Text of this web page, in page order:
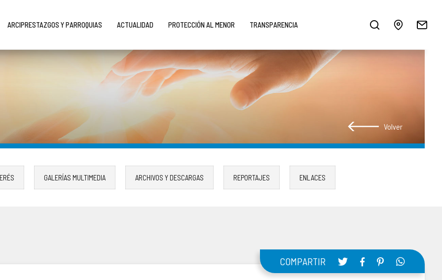
ARCIPRESTAZGOS Y PARROQUIAS ACTUALIDAD PROTECCIÓN AL MENOR TRANSPARENCIA
Volver
GALERÍAS MULTIMEDIA ARCHIVOS Y DESCARGAS REPORTAJES ENLACES
COMPARTIR